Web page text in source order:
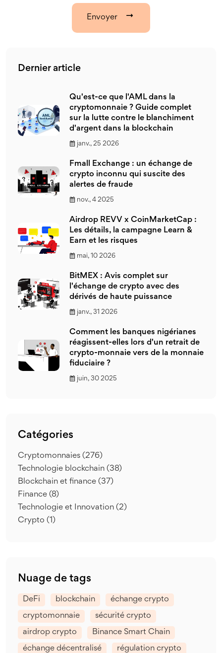
Envoyer
Dernier article
Qu'est-ce que l'AML dans la
cryptomonnaie ? Guide complet
sur la lutte contre le blanchiment
d'argent dans la blockchain
janv., 25 2026
Fmall Exchange : un échange de
crypto inconnu qui suscite des
alertes de fraude
nov., 4 2025
Airdrop REVV x CoinMarketCap :
Les détails, la campagne Learn &
Earn et les risques
mai, 10 2026
BitMEX : Avis complet sur
l'échange de crypto avec des
dérivés de haute puissance
janv., 31 2026
Comment les banques nigérianes
réagissent-elles lors d'un retrait de
crypto-monnaie vers de la monnaie
fiduciaire ?
juin, 30 2025
Catégories
Cryptomonnaies (276)
Technologie blockchain (38)
Blockchain et finance (37)
Finance (8)
Technologie et Innovation (2)
Crypto (1)
Nuage de tags
DeFi blockchain échange crypto
cryptomonnaie sécurité crypto
airdrop crypto Binance Smart Chain
échange décentralisé régulation crypto